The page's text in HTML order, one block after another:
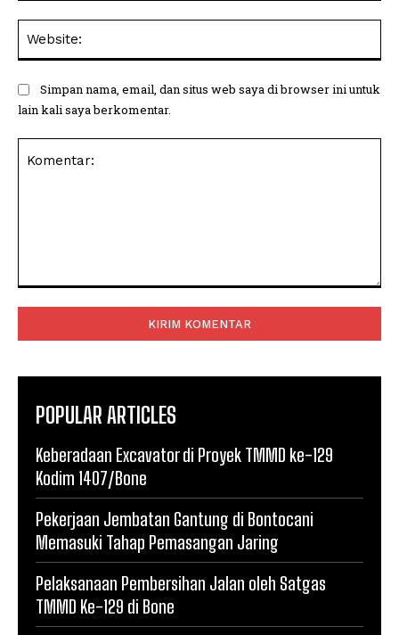
Simpan nama, email, dan situs web saya di browser ini untuk
lain kali saya berkomentar.
POPULAR ARTICLES
Keberadaan Excavator di Proyek TMMD ke-129
Kodim 1407/Bone
Pekerjaan Jembatan Gantung di Bontocani
Memasuki Tahap Pemasangan Jaring
Pelaksanaan Pembersihan Jalan oleh Satgas
TMMD Ke-129 di Bone